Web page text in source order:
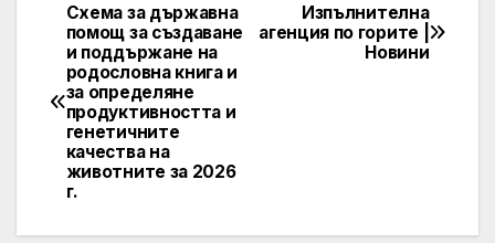
Post
navigation
Изпълнителна
агенция по горите |
Новини
Схема за държавна
помощ за създаване
и поддържане на
родословна книга и
за определяне
продуктивността и
генетичните
качества на
животните за 2026
г.